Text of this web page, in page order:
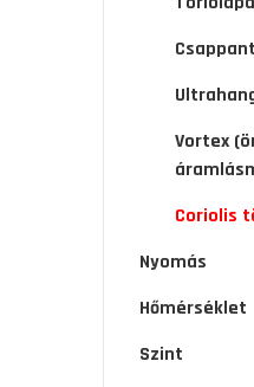
Vortex
Coriolis
Nyomás
Hőmérséklet
Szint